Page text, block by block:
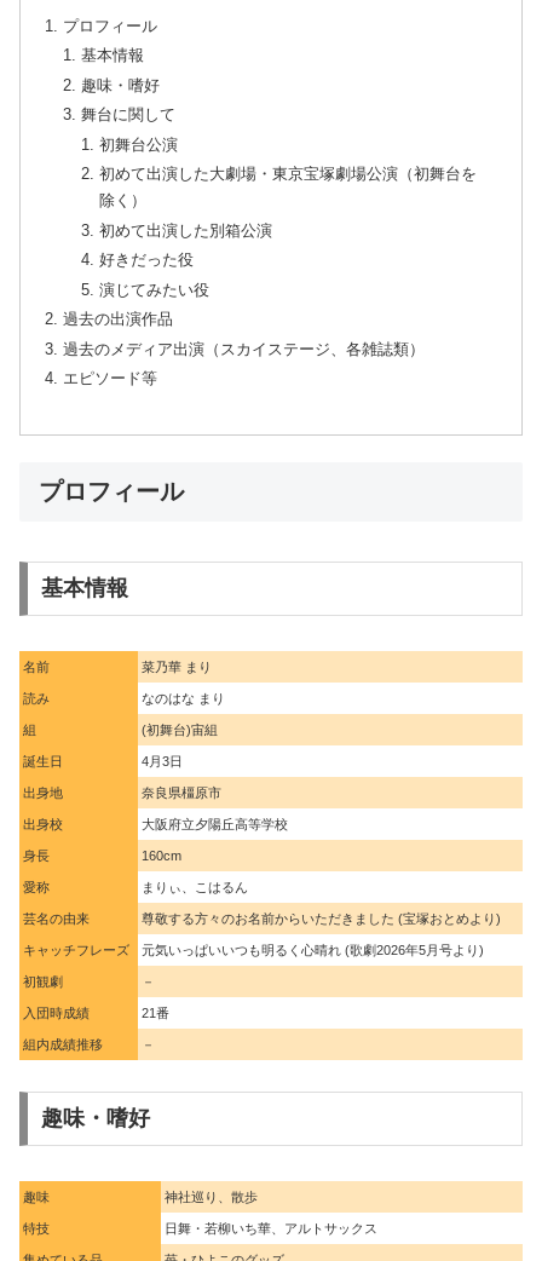
プロフィール
基本情報
趣味・嗜好
舞台に関して
初舞台公演
初めて出演した大劇場・東京宝塚劇場公演（初舞台を
除く）
初めて出演した別箱公演
好きだった役
演じてみたい役
過去の出演作品
過去のメディア出演（スカイステージ、各雑誌類）
エピソード等
プロフィール
基本情報
名前 菜乃華 まり
読み なのはな まり
組 (初舞台)宙組
誕生日 4月3日
出身地 奈良県橿原市
出身校 大阪府立夕陽丘高等学校
身長 160cm
愛称 まりぃ、こはるん
芸名の由来 尊敬する方々のお名前からいただきました (宝塚おとめより)
キャッチフレーズ 元気いっぱいいつも明るく心晴れ (歌劇2026年5月号より)
初観劇 －
入団時成績 21番
組内成績推移 －
趣味・嗜好
趣味 神社巡り、散歩
特技 日舞・若柳いち華、アルトサックス